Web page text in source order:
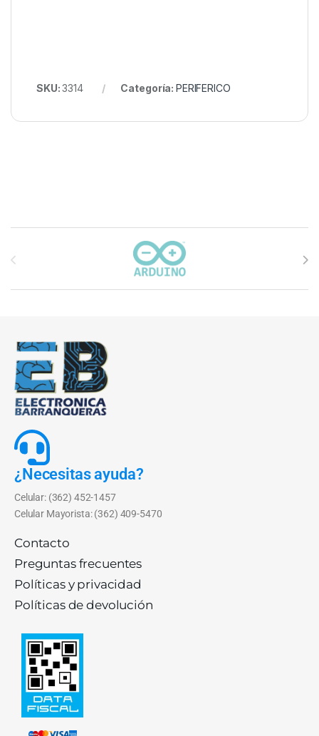
SKU:3314 Categoría: PERIFERICO
Carrusel de marcas
¿Necesitas ayuda?
Celular: (362) 452-1457
Celular Mayorista: (362) 409-5470
Contacto
Preguntas frecuentes
Políticas y privacidad
Políticas de devolución